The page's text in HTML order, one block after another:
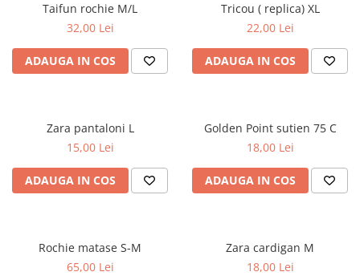
Taifun rochie M/L
32,00 Lei
ADAUGA IN COS
Tricou ( replica) XL
22,00 Lei
ADAUGA IN COS
Zara pantaloni L
15,00 Lei
ADAUGA IN COS
Golden Point sutien 75 C
18,00 Lei
ADAUGA IN COS
Rochie matase S-M
65,00 Lei
Zara cardigan M
18,00 Lei